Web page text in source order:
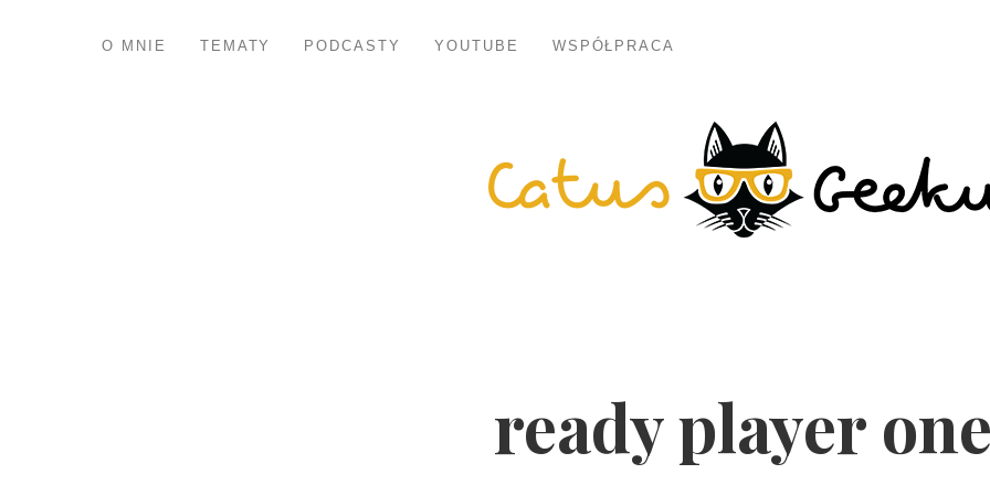
O MNIE TEMATY PODCASTY YOUTUBE WSPÓŁPRACA
ready player